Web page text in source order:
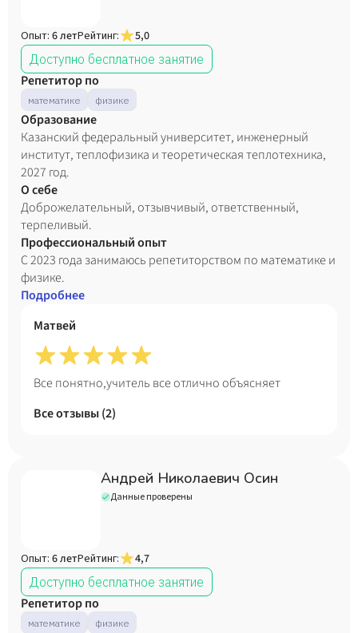
Опыт: 6 летРейтинг:
5,0
Доступно бесплатное занятие
Репетитор по
математике физике
Образование
Казанский федеральный университет, инженерный
институт, теплофизика и теоретическая теплотехника,
2027 год.
О себе
Доброжелательный, отзывчивый, ответственный,
терпеливый.
Профессиональный опыт
С 2023 года занимаюсь репетиторством по математике и
физике.
Подробнее
Матвей
Все понятно,учитель все отлично объясняет
Все отзывы (2)
Андрей Николаевич Осин
Данные проверены
Опыт: 6 летРейтинг:
4,7
Доступно бесплатное занятие
Репетитор по
математике физике